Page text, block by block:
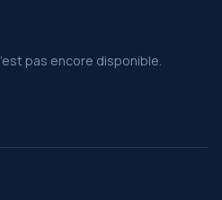
pas encore disponible.